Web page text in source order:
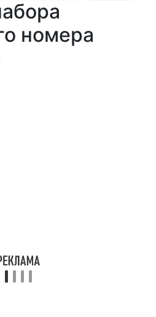
номера